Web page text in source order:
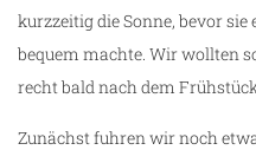
kurzzeitig die Sonne, bevor
bequem machte. Wir wollten
recht bald nach dem
Zunächst fuhren wir noch